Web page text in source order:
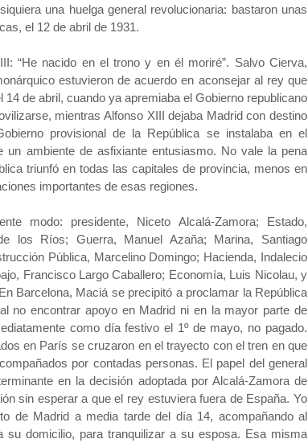
una huelga general revolucionaria: bastaron unas
el 12 de abril de 1931.
“He nacido en el trono y en él moriré”. Salvo Cierva,
estuvieron de acuerdo en aconsejar al rey que
de abril, cuando ya apremiaba el Gobierno republicano
mientras Alfonso XIII dejaba Madrid con destino
provisional de la República se instalaba en el
un ambiente de asfixiante entusiasmo. No vale la pena
triunfó en todas las capitales de provincia, menos en
importantes de esas regiones.
modo: presidente, Niceto Alcalá-Zamora; Estado,
los Ríos; Guerra, Manuel Azaña; Marina, Santiago
Pública, Marcelino Domingo; Hacienda, Indalecio
Francisco Largo Caballero; Economía, Luis Nicolau, y
Barcelona, Maciá se precipitó a proclamar la República
no encontrar apoyo en Madrid ni en la mayor parte de
como día festivo el 1º de mayo, no pagado.
en París se cruzaron en el trayecto con el tren en que
por contadas personas. El papel del general
en la decisión adoptada por Alcalá-Zamora de
sin esperar a que el rey estuviera fuera de España. Yo
de Madrid a media tarde del día 14, acompañando al
su domicilio, para tranquilizar a su esposa. Esa misma